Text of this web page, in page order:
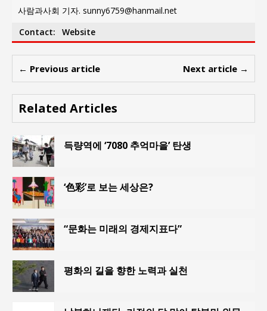
사람과사회 기자. sunny6759@hanmail.net
Contact:
Website
← Previous article Next article →
Related Articles
득량역에 ‘7080 추억마을’ 탄생
‘色彩’로 보는 세상은?
“문화는 미래의 경제지표다”
평화의 길을 향한 노력과 실천